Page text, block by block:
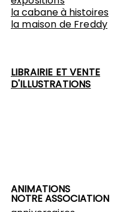
​la cabane à histoires
la maison de Freddy
LIBRAIRIE ET VENTE
D'ILLUSTRATIONS
ANIMATIONS
NOTRE ASSOCIATION